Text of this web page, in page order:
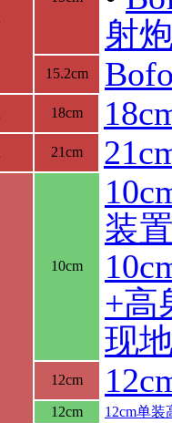
射
15.2cm
18cm
21cm
10cm
装置
+高
现
12cm
12cm 12cm单装